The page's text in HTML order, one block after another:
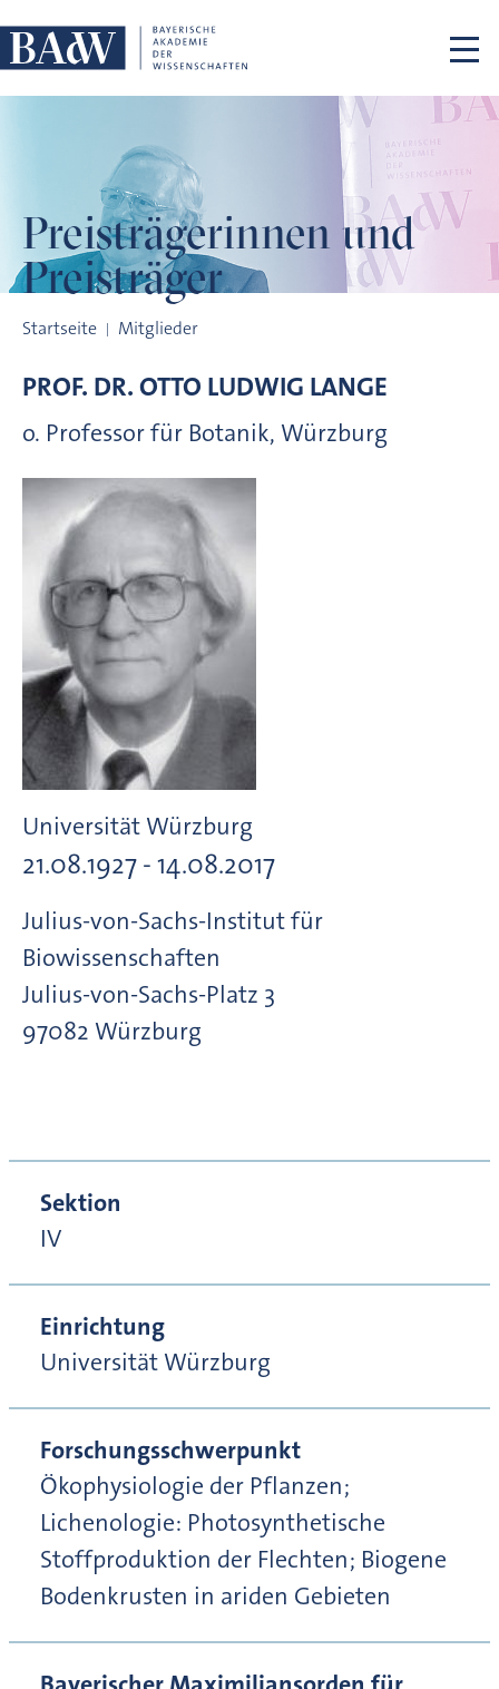
Preisträgerinnen und
Preisträger
Startseite Mitglieder
PROF. DR.OTTO LUDWIG LANGE
o. Professor für Botanik, Würzburg
Universität Würzburg
21.08.1927 - 14.08.2017
Julius-von-Sachs-Institut für
Biowissenschaften
Julius-von-Sachs-Platz 3
97082 Würzburg
Sektion
IV
Einrichtung
Universität Würzburg
Forschungsschwerpunkt
Ökophysiologie der Pflanzen;
Lichenologie: Photosynthetische
Stoffproduktion der Flechten; Biogene
Bodenkrusten in ariden Gebieten